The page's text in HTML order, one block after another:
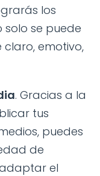
los
solo se puede
claro, emotivo,
. Gracias a la
tus
puedes
de
adaptar el